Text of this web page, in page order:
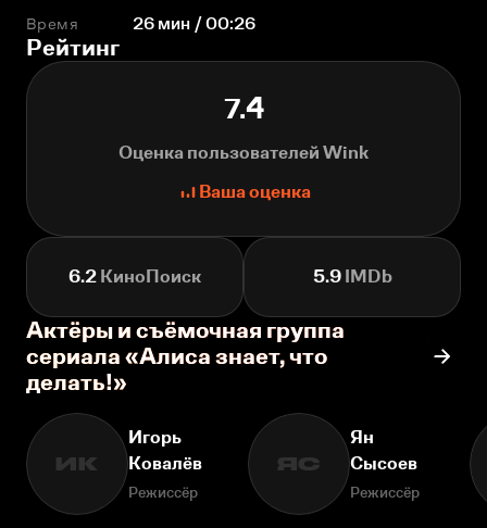
Время 26 мин / 00:26
Рейтинг
7.4
Оценка пользователей Wink
Ваша оценка
6.2 КиноПоиск 5.9IMDb
Актёры и съёмочная группа
сериала «Алиса знает, что
делать!»
ИК
Игорь
Ковалёв
Режиссёр
ЯС
Ян
Сысоев
Режиссёр